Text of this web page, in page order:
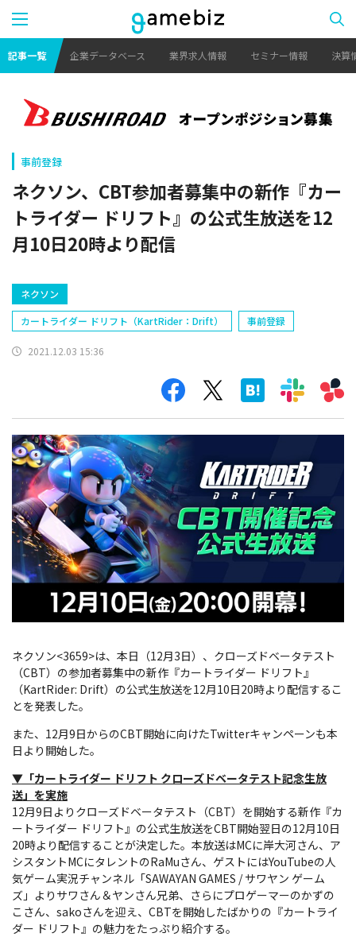
記事一覧 企業データベース 業界求人情報 セミナー情報 決算
事前登録
ネクソン、CBT参加者募集中の新作『カー
トライダー ドリフト』の公式生放送を12
月10日20時より配信
ネクソン
カートライダー ドリフト（KartRider：Drift）
事前登録
2021.12.03 15:36
ネクソン<3659>は、本日（12月3日）、クローズドベータテスト
（CBT）の参加者募集中の新作『カートライダー ドリフト』
（KartRider: Drift）の公式生放送を12月10日20時より配信するこ
とを発表した。
また、12月9日からのCBT開始に向けたTwitterキャンペーンも本
日より開始した。
▼「カートライダー ドリフト クローズドベータテスト記念生放
送」を実施
12月9日よりクローズドベータテスト（CBT）を開始する新作『カ
ートライダー ドリフト』の公式生放送をCBT開始翌日の12月10日
20時より配信することが決定した。本放送はMCに岸大河さん、ア
シスタントMCにタレントのRaMuさん、ゲストにはYouTubeの人
気ゲーム実況チャンネル「SAWAYAN GAMES / サワヤン ゲーム
ズ」よりサワさん＆ヤンさん兄弟、さらにプロゲーマーのかずの
こさん、sakoさんを迎え、CBTを開始したばかりの『カートライ
ダー ドリフト』の魅力をたっぷり紹介する。